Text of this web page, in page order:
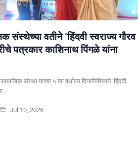
संस्थेच्या वतीने ‘हिंदवी स्वराज्य गौरव
पत्रकार काशिनाथ पिंगळे यांना
संस्था यांच्या ५ व्या वर्धापन दिनानिमित्ताने ‘हिंदवी
Jul 10, 2026